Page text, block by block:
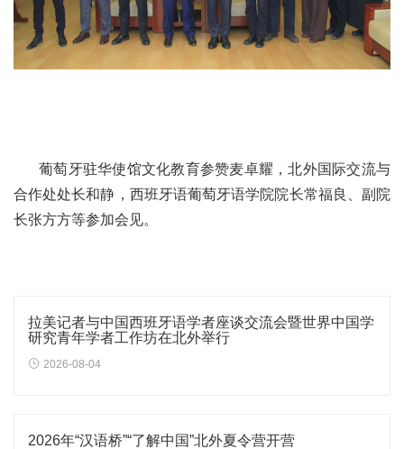
葡萄牙驻华使馆文化教育参赞麦卓耀，北外国际交流与
合作处处长和静，西班牙语葡萄牙语学院院长常福良、副院
长张方方等参加会见。
拉美记者与中国西班牙语学者座谈交流会暨世界中国学
研究青年学者工作坊在北外举行
2026-08-04
2026年“汉语桥”“了解中国”北外夏令营开营